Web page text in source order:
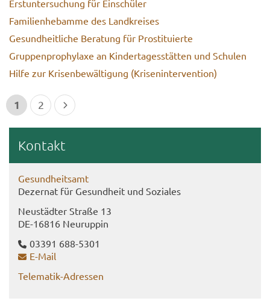
Erst­un­ter­su­chung für Ein­schü­ler
Fa­mi­li­en­heb­am­me des Land­krei­ses
Ge­sund­heit­li­che Be­ra­tung für Pro­sti­tu­ier­te
Grup­pen­pro­phy­la­xe an Kin­der­ta­ges­stät­ten und Schu­len
Hilfe zur Kri­sen­be­wäl­ti­gung (Kri­sen­in­ter­ven­ti­on)
1 2
Kon­takt
Ge­sund­heits­amt
De­zer­nat für Ge­sund­heit und So­zia­les
Neu­städ­ter Stra­ße 13
DE-​16816 Neu­rup­pin
03391 688-​5301
E-​Mail
Telematik-​Adressen